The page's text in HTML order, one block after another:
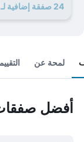
24 صفقة إضافية لـ فو فان ريزورت آند سبا
لمحة عن
أفضل